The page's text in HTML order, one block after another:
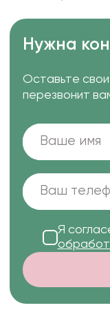
Нужна
Оставьте
перезвонит
Я